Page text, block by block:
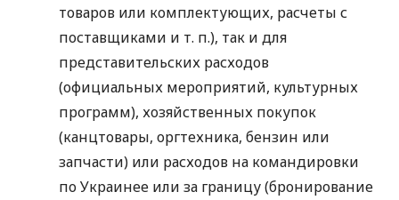
товаров или комплектующих, расчеты с
поставщиками и т. п.), так и для
представительских расходов
(официальных мероприятий, культурных
программ), хозяйственных покупок
(канцтовары, оргтехника, бензин или
запчасти) или расходов на командировки
по Украинее или за границу (бронирование